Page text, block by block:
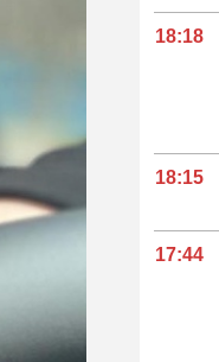
18:18
18:15
17:44